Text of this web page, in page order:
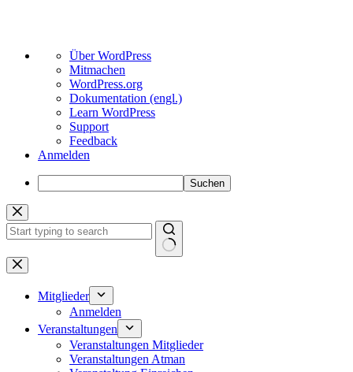
Über
WordPress
Über WordPress
Mitmachen
WordPress.org
Dokumentation (engl.)
Learn WordPress
Support
Feedback
Anmelden
Suchen
Zum
Inhalt
springen
Keine
Ergebnisse
Mitglieder
Anmelden
Veranstaltungen
Veranstaltungen Mitglieder
Veranstaltungen Atman